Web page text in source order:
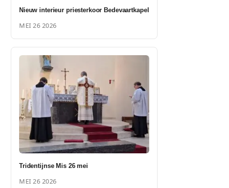
Nieuw interieur priesterkoor Bedevaartkapel
MEI 26 2026
Tridentijnse Mis 26 mei
MEI 26 2026